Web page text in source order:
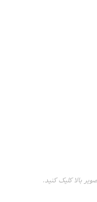
بالا کلیک کنید.